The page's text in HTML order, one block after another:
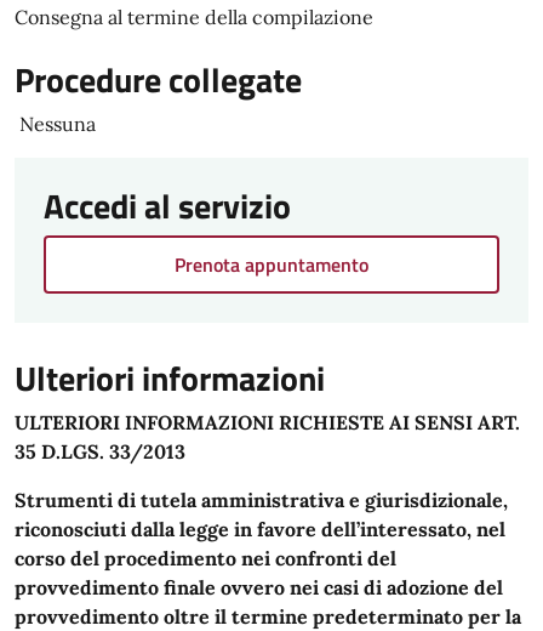
Consegna al termine della compilazione
Procedure collegate
Nessuna
Accedi al servizio
Prenota appuntamento
Ulteriori informazioni
ULTERIORI INFORMAZIONI RICHIESTE AI SENSI ART.
35 D.LGS. 33/2013
Strumenti di tutela amministrativa e giurisdizionale,
riconosciuti dalla legge in favore dell’interessato, nel
corso del procedimento nei confronti del
provvedimento finale ovvero nei casi di adozione del
provvedimento oltre il termine predeterminato per la